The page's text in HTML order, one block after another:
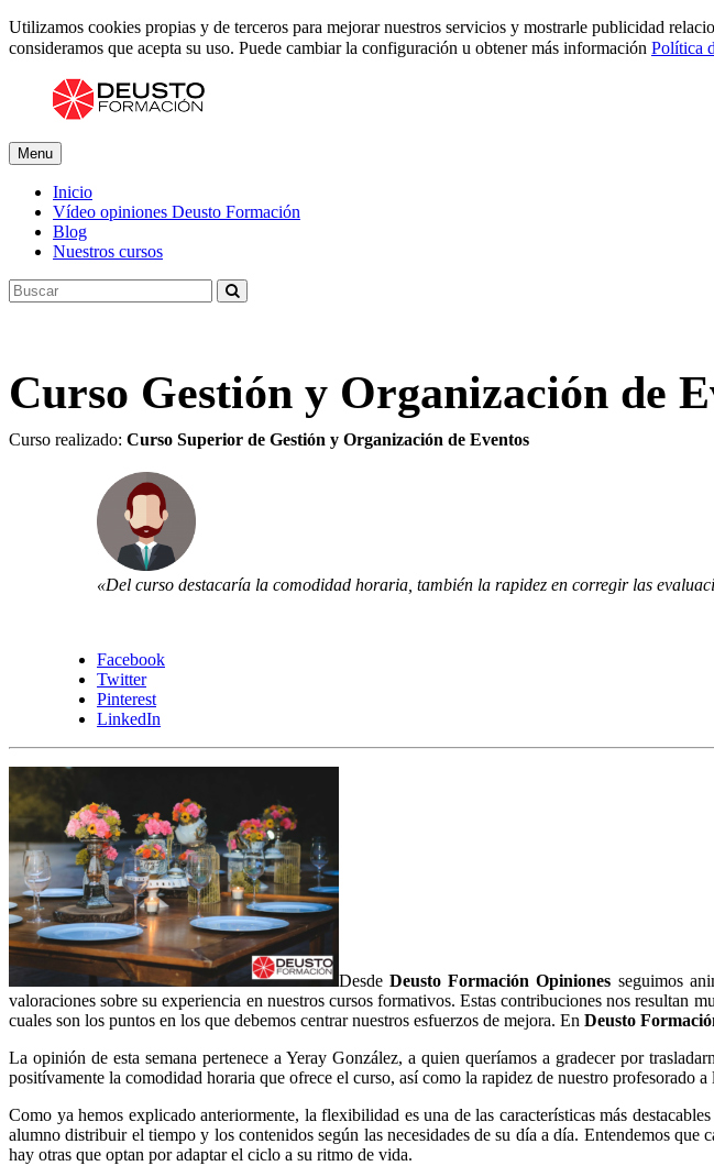
Utilizamos cookies propias y de terceros para mejorar nuestros servicios y mostrarle publicidad
consideramos que acepta su uso. Puede cambiar la configuración u obtener más información Política
Menu
Inicio
Vídeo opiniones Deusto Formación
Blog
Nuestros cursos
Curso Gestión y Organización de
Curso realizado: Curso Superior de Gestión y Organización de Eventos
«Del curso destacaría la comodidad horaria, también la rapidez en corregir las
Facebook
Twitter
Pinterest
LinkedIn
DesdeDeusto Formación Opiniones seguimos
valoraciones sobre su experiencia en nuestros cursos formativos. Estas contribuciones nos resultan
cuales son los puntos en los que debemos centrar nuestros esfuerzos de mejora. En Deusto
La opinión de esta semana pertenece a Yeray González, a quien queríamos a gradecer por
positívamente la comodidad horaria que ofrece el curso, así como la rapidez de nuestro profesorado
Como ya hemos explicado anteriormente, la flexibilidad es una de las características más
alumno distribuir el tiempo y los contenidos según las necesidades de su día a día. Entendemos
hay otras que optan por adaptar el ciclo a su ritmo de vida.